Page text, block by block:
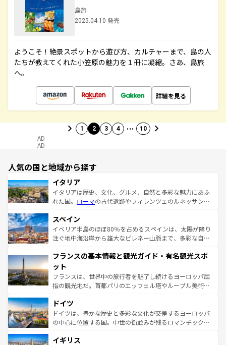
島旅
2025.04.10 発売
ようこそ！絶景スポットから遊び方、カルチャーまで、島の人
たちが教えてくれた小笠原の魅力を１冊に凝縮。さあ、島旅
へ。
詳細を見る
1 2 3 4 … 10
AD
AD
人気の国と地域から探す
イタリア
イタリアは歴史、文化、グルメ、自然と多彩な魅力にあふ
れた国。 ローマの古代遺跡やフィレンツェのルネッサンス
ろん、トスカーナの美しい田園風景やアマルフィ海岸の絶
景など、自然景観も見逃せない。観光の合間には、本場の
ピザやパスタなど、絶品のイタリア料理を堪能することも
ませてくれるイタリアで、忘れられない旅をしてみよう！
なお、新着のイタリア情報は
しい。
スペイン
イベリア半島のほぼ80％を占めるスペインは、太陽が降り
注ぐ地中海沿岸から雄大なピレネー山脈まで、多彩な自然
文化が根付くこの国では、情熱的なフラメンコ、熱気あふ
れる闘牛、そして美味しいタパスが生活の一部となってい
る。首都マドリードの洗練された雰囲気や、バルセロナの
アートに溢れた街角から、地方では古代ローマ遺跡や中世
せる。地方によって風土や気候が異なるスペインはその個
性で訪れる人を魅了する。 なお、新着のスペイン情報は コ
ンテンツ一覧を参照してほしい。
フランスの基本情報と観光ガイド・有名観光スポ
ット
フランスは、世界中の旅行者を魅了し続けるヨーロッパ屈
指の観光地だ。首都パリのエッフェル塔やルーブル美術館
で、幅広い魅力が詰まっている。華麗な宮殿、歴史的な大
聖堂、美しいビーチ、そして豊かな自然が、訪れる者を心
から魅了する。また、フランスは美食の国としても知ら
いる。シャンパンの発祥地であるランス、プロヴァンスの
ドイツ
ドイツは、豊かな歴史と多彩な文化が交差するヨーロッパ
の中心に位置する国。中世の街並みが残るロマンチック街
顔を持つこの国は、どこを歩いても飽きることがない。ベ
イギリス